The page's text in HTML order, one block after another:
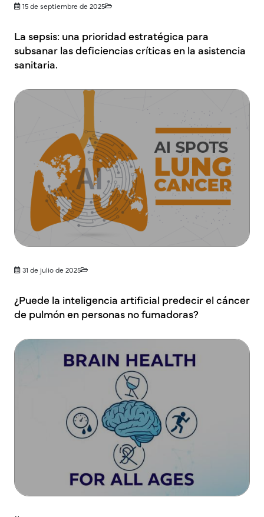
15 de septiembre de 2025
La sepsis: una prioridad estratégica para
subsanar las deficiencias críticas en la asistencia
sanitaria.
31 de julio de 2025
¿Puede la inteligencia artificial predecir el cáncer
de pulmón en personas no fumadoras?